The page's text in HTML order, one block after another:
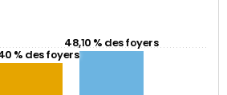
% des foyers
48,10 % des foyers